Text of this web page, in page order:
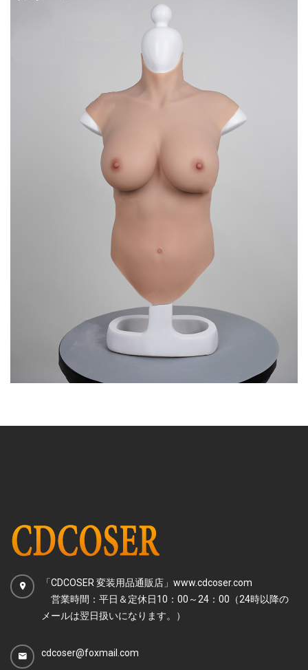
「CDCOSER 変装用品通販店」www.cdcoser.com
営業時間：平日＆定休日10：00～24：00（24時以降の
メールは翌日扱いになります。）
cdcoser@foxmail.com